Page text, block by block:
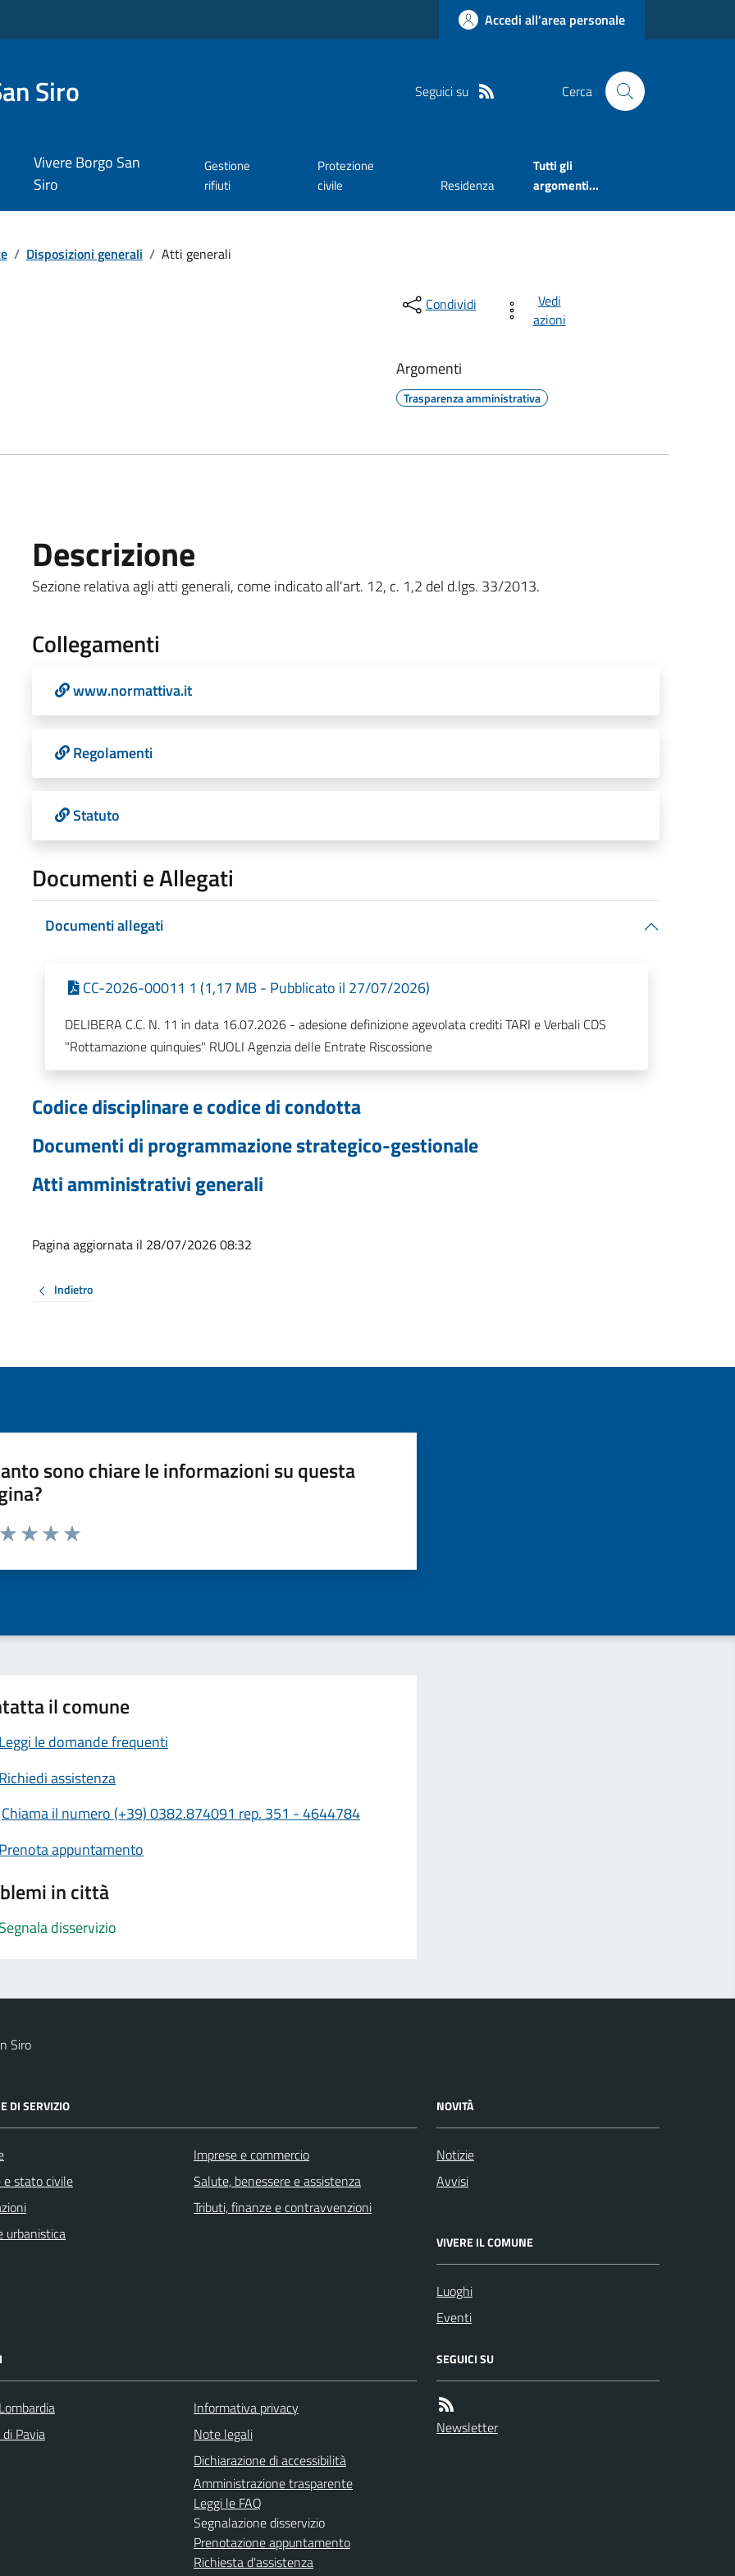
Accedi all'area personale
Siro Seguici su Cerca
Vivere Borgo San
Siro
Gestione
rifiuti
Protezione
civile
Residenza
Tutti gli
argomenti...
/ Disposizioni generali / Atti generali
Condividi
Vedi
azioni
Argomenti
Trasparenza amministrativa
Descrizione
Sezione relativa agli atti generali, come indicato all'art. 12, c. 1,2 del d.lgs. 33/2013.
Collegamenti
www.normattiva.it
Regolamenti
Statuto
Documenti e Allegati
Documenti allegati
CC-2026-00011 1 (1,17 MB - Pubblicato il 27/07/2026)
DELIBERA C.C. N. 11 in data 16.07.2026 - adesione definizione agevolata crediti TARI e Verbali CDS
"Rottamazione quinquies" RUOLI Agenzia delle Entrate Riscossione
Codice disciplinare e codice di condotta
Documenti di programmazione strategico-gestionale
Atti amministrativi generali
Pagina aggiornata il 28/07/2026 08:32
Indietro
sono chiare le informazioni su questa
da 1 a 5 stelle la pagina
il comune
le domande frequenti
assistenza
Chiama il numero (+39) 0382.874091 rep. 351 - 4644784
appuntamento
in città
disservizio
Siro
DI SERVIZIO
e stato civile
urbanistica
Imprese e commercio
Salute, benessere e assistenza
Tributi, finanze e contravvenzioni
NOVITÀ
Notizie
Avvisi
VIVERE IL COMUNE
Luoghi
Eventi
Pavia
Informativa privacy
Note legali
Dichiarazione di accessibilità
Amministrazione trasparente
Leggi le FAQ
Segnalazione disservizio
Prenotazione appuntamento
Richiesta d'assistenza
SEGUICI SU
Newsletter